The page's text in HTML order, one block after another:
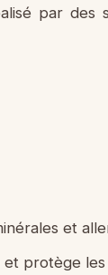
par
et
protège